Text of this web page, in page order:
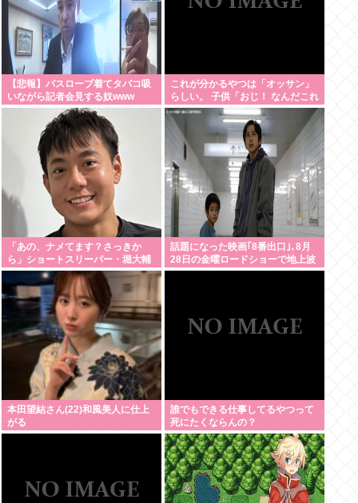
【悲報】バスローブ着てタバコ吸
いながら記者会見する奴www
これが分かるやつは「オッサン」
らしい。 子供「おじ！ なんだこれ
は！」
「あの、ナメてます？さっきか
ら」ショートスリーパー・堀大輔
氏が高須幹弥氏にブチギレ
話題になった映画｢8番出口｣､8月
28日の金曜ロードショーで地上波
初放送
本田望結さん(22)和風美人に仕上
がる
誰でもできる仕事してるやつって
死にたくならんの？